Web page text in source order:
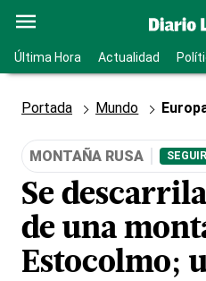
Última Hora Actualidad
Portada Mundo
MONTAÑA RUSA
Se
de una
Estocolmo;